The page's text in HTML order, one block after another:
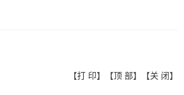
【打 印】【顶 部】【关 闭】